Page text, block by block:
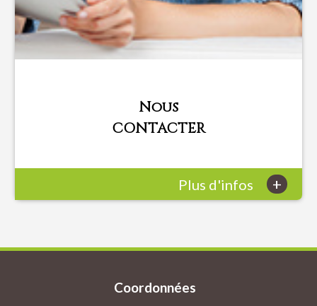
Nous
CONTACTER
Plus d'infos +
Coordonnées